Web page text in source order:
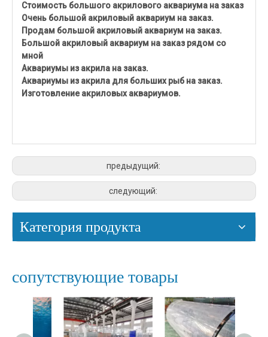
Стоимость большого акрилового аквариума на заказ
Очень большой акриловый аквариум на заказ.
Продам большой акриловый аквариум на заказ.
Большой акриловый аквариум на заказ рядом со
мной
Аквариумы из акрила на заказ.
Аквариумы из акрила для больших рыб на заказ.
Изготовление акриловых аквариумов.
предыдущий:
следующий:
Категория продукта
сопутствующие товары